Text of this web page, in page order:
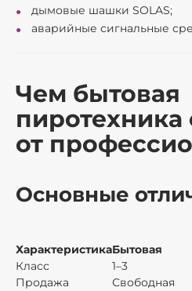
дымовые шашки SOLAS;
аварийные сигнальные
Чем бытовая
пиротехника
от
Основные
ХарактеристикаБытовая
Класс
1–3
Продажа
Свободная